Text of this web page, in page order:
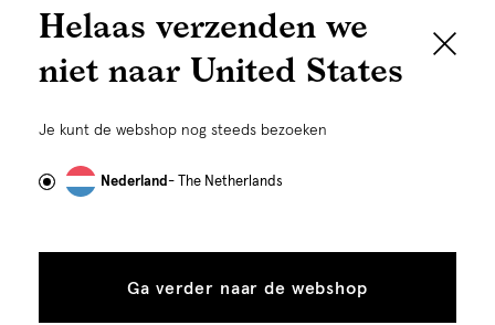
graag persoonlijk
gebruiken wij cookies en daarmee vergelijkbare
om advertenties te personaliseren...
tonen
toestaan
Helaas verzenden we
niet naar United States
Je kunt de webshop nog steeds bezoeken
Nederland- The Netherlands
Ga verder naar de webshop